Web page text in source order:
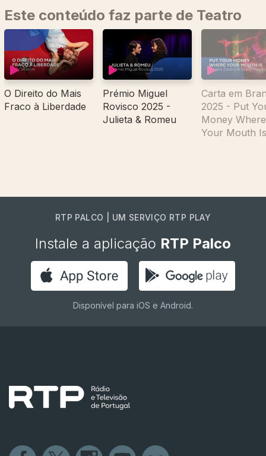
Este conteúdo faz parte de Teatro
O Direito do Mais
Fraco à Liberdade
Prémio Miguel
Rovisco 2025 -
Julieta & Romeu
Carta em
2025 - Put
Money Where
Your Mouth Is
RTP PALCO | UM SERVIÇO RTP PLAY
Instale a aplicação RTP Palco
Disponível para iOS e Android.